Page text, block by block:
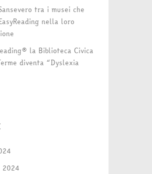
tra i musei che
nella loro
la Biblioteca Civica
diventa “Dyslexia
2024